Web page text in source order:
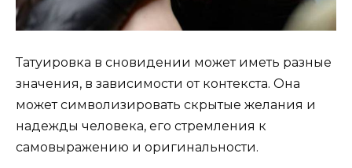
Татуировка в сновидении может иметь разные
значения, в зависимости от контекста. Она
может символизировать скрытые желания и
надежды человека, его стремления к
самовыражению и оригинальности.